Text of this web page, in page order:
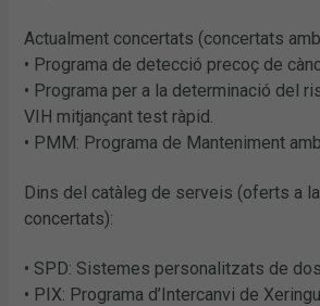
Actualment concertats (concertats
• Programa de detecció precoç de
• Programa per a la determinació del
VIH mitjançant test ràpid.
• PMM: Programa de Manteniment
Dins del catàleg de serveis (oferts a
concertats):
• SPD: Sistemes personalitzats de
• PIX: Programa d’Intercanvi de